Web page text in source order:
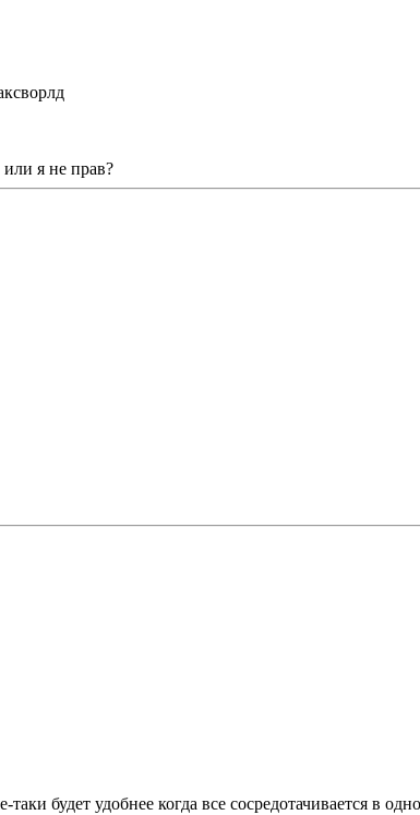
или я не прав?
будет удобнее когда все сосредотачивается в